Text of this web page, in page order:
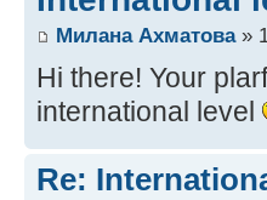
Милана Ахматова»
Hi there! Your
international level
Re: